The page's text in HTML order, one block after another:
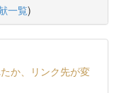
一覧)
か、リンク先が変